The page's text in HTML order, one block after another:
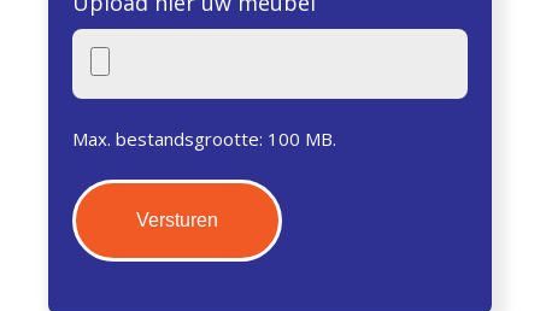
Max. bestandsgrootte: 100 MB.